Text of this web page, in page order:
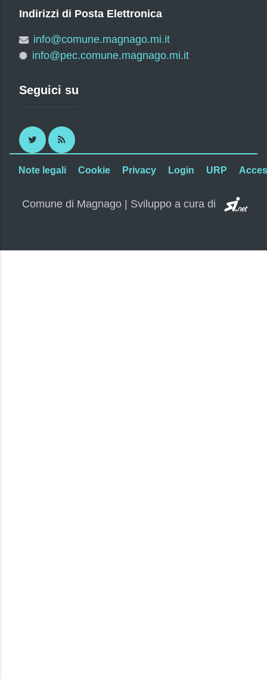
Indirizzi di Posta Elettronica
info@comune.magnago.mi.it
info@pec.comune.magnago.mi.it
Seguici su
Twitter RSS
Note legali Cookie Privacy Login URP
Comune di Magnago | Sviluppo a cura di